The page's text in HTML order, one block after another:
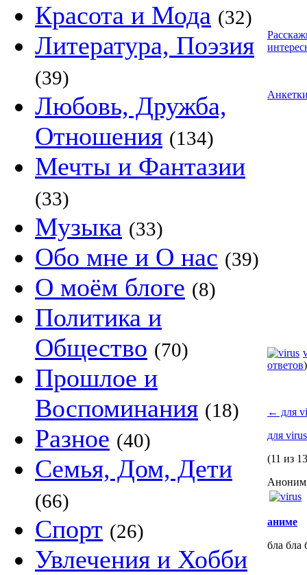
Красота и Мода (32)
Литература, Поэзия
(39)
Любовь, Дружба,
Отношения (134)
Мечты и Фантазии
(33)
Музыка (33)
Обо мне и О нас (39)
О моём блоге (8)
Политика и
Общество (70)
Прошлое и
Воспоминания (18)
Разное (40)
Семья, Дом, Дети
(66)
Спорт (26)
Увлечения и Хобби
ответов)
← для
для
(11 из
Аноним
аниме
бла бла